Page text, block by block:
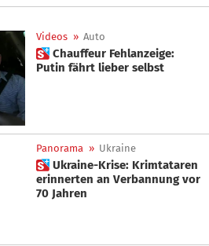
Videos » Auto
 Chauf­feur Fehlanzeige:
Putin fährt lieber selbst
Panorama » Ukraine
 Ukraine-Krise: Krimtataren
erinnerten an Verbannung vor
70 Jahren